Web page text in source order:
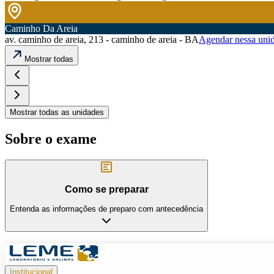
Caminho Da Areia
av. caminho de areia, 213 - caminho de areia - BAAgendar nessa
Mostrar todas
Mostrar todas as unidades
Sobre o exame
Como se preparar
Entenda as informações de preparo com antecedência
Institucional